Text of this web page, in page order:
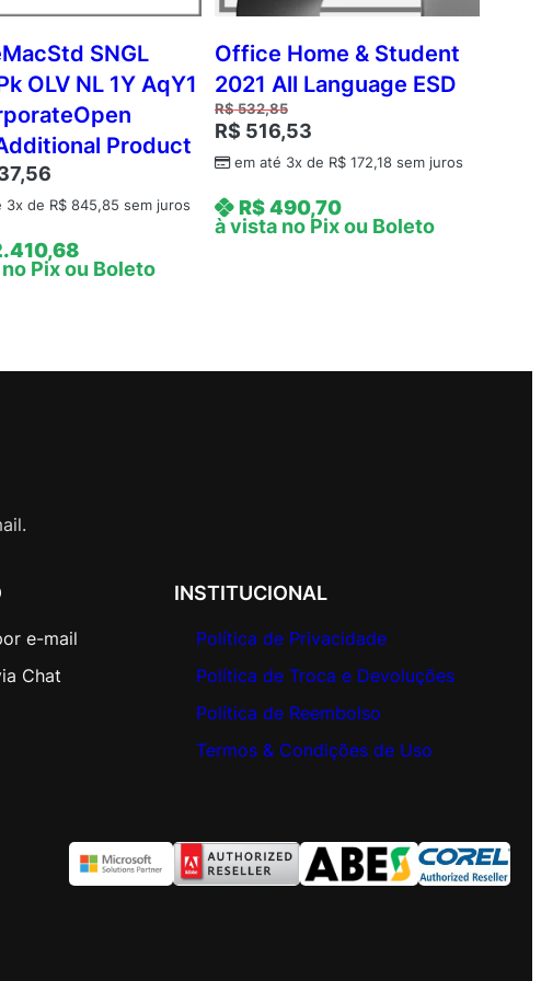
SNGL
OLV NL 1Y AqY1
Product
3x de R$ 845,85 sem juros
Pix ou Boleto
Office Home & Student
2021 All Language ESD
R$532,85
R$ 516,53
em até 3x de R$172,18sem juros
R$490,70
à vista no Pix ou Boleto
e-mail
Chat
INSTITUCIONAL
Política de Privacidade
Política de Troca e Devoluções
Política de Reembolso
Termos & Condições de Uso